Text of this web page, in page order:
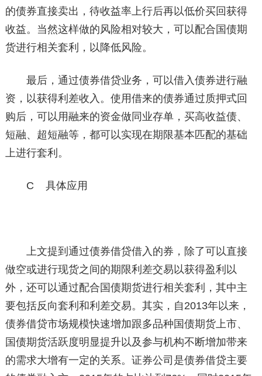
的债券直接卖出，待收益率上行后再以低价买回获得
收益。当然这样做的风险相对较大，可以配合国债期
货进行相关套利，以降低风险。
最后，通过债券借贷业务，可以借入债券进行融
资，以获得利差收入。使用借来的债券通过质押式回
购后，可以用融来的资金做同业存单，买高收益债、
短融、超短融等，都可以实现在期限基本匹配的基础
上进行套利。
C 具体应用
上文提到通过债券借贷借入的券，除了可以直接
做空或进行现货之间的期限利差交易以获得盈利以
外，还可以通过配合国债期货进行相关套利，其中主
要包括反向套利和利差交易。其实，自2013年以来，
债券借贷市场规模快速增加跟多品种国债期货上市、
国债期货活跃度明显提升以及参与机构不断增加带来
的需求大增有一定的关系。证券公司是债券借贷主要